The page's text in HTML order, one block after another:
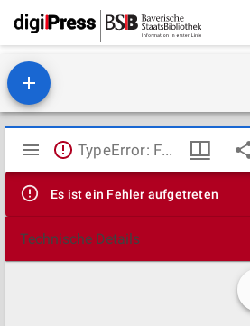
Mirador
Viewer
TypeError: Failed to fetch
Es ist ein Fehler aufgetreten
Technische Details